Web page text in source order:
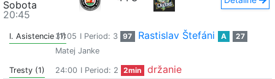
Sobota
20:45
I. Asistencie (1)37:05 I Period: 3 97 Rastislav Štefáni A
27
Matej Janke
Tresty (1) 24:00 I Period: 2 2min
držanie